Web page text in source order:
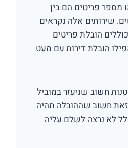
מספר פריטים הם בין
שירותים אלה נקראים
הובלת פריטים
הובלת דירות עם מעט
חשוב שניעזר במוביל
חשוב שההובלה תהיה
לא נרצה לשלם עליה